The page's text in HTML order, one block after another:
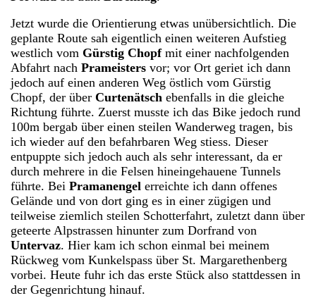
Jetzt wurde die Orientierung etwas unübersichtlich. Die
geplante Route sah eigentlich einen weiteren Aufstieg
westlich vom Gürstig Chopfmit einer nachfolgenden
Abfahrt nachPrameisters vor; vor Ort geriet ich dann
jedoch auf einen anderen Weg östlich vom Gürstig
Chopf, der überCurtenätsch ebenfalls in die gleiche
Richtung führte. Zuerst musste ich das Bike jedoch rund
100m bergab über einen steilen Wanderweg tragen, bis
ich wieder auf den befahrbaren Weg stiess. Dieser
entpuppte sich jedoch auch als sehr interessant, da er
durch mehrere in die Felsen hineingehauene Tunnels
führte. BeiPramanengel erreichte ich dann offenes
Gelände und von dort ging es in einer zügigen und
teilweise ziemlich steilen Schotterfahrt, zuletzt dann über
geteerte Alpstrassen hinunter zum Dorfrand von
Untervaz. Hier kam ich schon einmal bei meinem
Rückweg vom Kunkelspass über St. Margarethenberg
vorbei. Heute fuhr ich das erste Stück also stattdessen in
der Gegenrichtung hinauf.